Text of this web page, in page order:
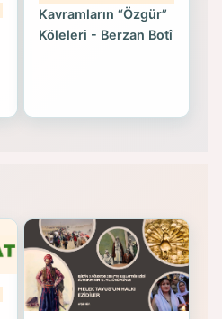
Kavramların “Özgür”
Köleleri - Berzan Botî